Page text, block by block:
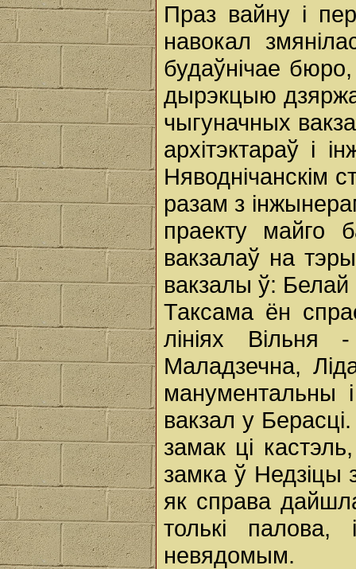
Праз вайну і
навокал
будаўнічае
дырэкцыю
чыгуначных
архітэктараў і
Няводнічанскім
разам з
праекту майго
вакзалаў на
вакзалы ў: Белай
Таксама ён
лініях
Маладзечна,
манументальны
вакзал у
замак ці
замка ў Недзіцы
як справа
толькі
невядомым.